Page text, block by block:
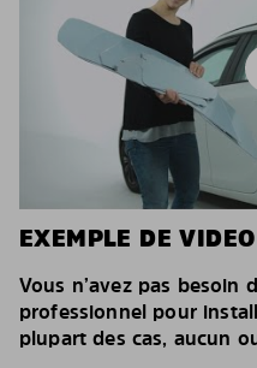
EXEMPLE DE
Vous n’avez pas besoin
professionnel pour
plupart des cas, aucun